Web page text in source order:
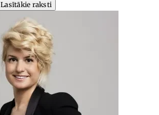
Lasītākie raksti